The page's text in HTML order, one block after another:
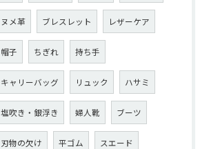
ヌメ革 ブレスレット レザーケア
帽子 ちぎれ 持ち手
キャリーバッグ リュック ハサミ
塩吹き・銀浮き 婦人靴 ブーツ
刃物の欠け 平ゴム スエード